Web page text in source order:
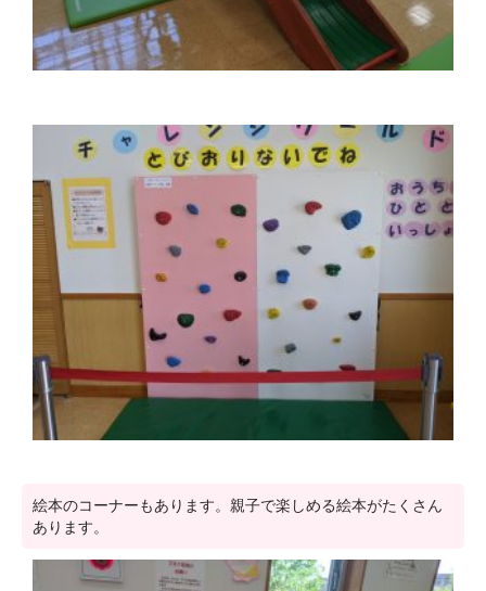
絵本のコーナーもあります。親子で楽しめる絵本がたくさん
あります。